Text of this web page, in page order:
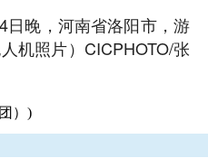
晚，河南省洛阳市，游
机照片）CICPHOTO/张
）)